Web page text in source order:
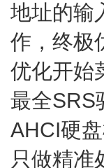
地址的输
作，终极
优化开始
最全SRS
AHCI硬
只做精准